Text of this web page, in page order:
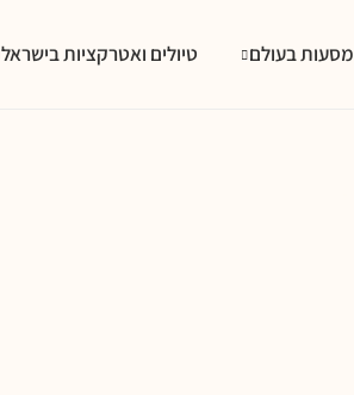
טיולים ואטרקציות בישראל מסעות בעולם